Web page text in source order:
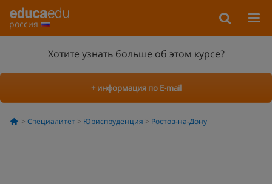
россия
Хотите узнать больше об этом курсе?
+ информация по E-mail
Специалитет Юриспруденция Ростов-на-Дону